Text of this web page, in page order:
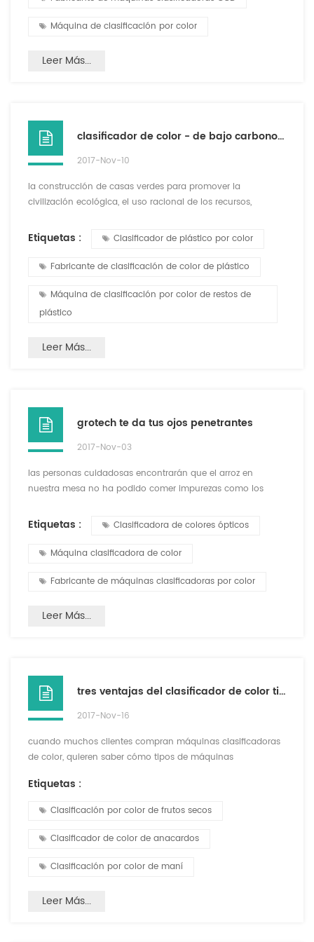
Máquina de clasificación por color
Leer Más...
clasificador de color - de bajo carbono y amigable con el medio ambiente, buen ayudante
2017-Nov-10
la construcción de casas verdes para promover la
civilización ecológica, el uso racional de los recursos,
¿cómo hacer reciclaje de plástico nuevamente? El siglo XXI
es una nueva era de innovación científica y tecnológica, el
reciclaje de plástico que la separación es inseparable del
growk...
Etiquetas : Clasificador de plástico por color
Fabricante de clasificación de color de plástico
Máquina de clasificación por color de restos de
plástico
Leer Más...
grotech te da tus ojos penetrantes
2017-Nov-03
las personas cuidadosas encontrarán que el arroz en
nuestra mesa no ha podido comer impurezas como los
todas las impurezas? había una máquina llamada máquina
clasificador de color , que puede simular el ojo humano
para identificar diferentes colores y formas, por lo que puede
digitales...
Etiquetas : Clasificadora de colores ópticos
Máquina clasificadora de color
Fabricante de máquinas clasificadoras por color
Leer Más...
tres ventajas del clasificador de color tipo correa
2017-Nov-16
cuando muchos clientes compran máquinas clasificadoras
de color, quieren saber cómo tipos de máquinas
de tipo de correa y clasificador de color de vertedor o qué
tipo de materiales se pueden clasificar para el clasificador
de color tipo correa. ahora le diré el principio de
funcionamiento y la ventaja del clasificador de color tipo
Etiquetas :
Clasificación por color de frutos secos
Clasificador de color de anacardos
Clasificación por color de maní
Leer Más...